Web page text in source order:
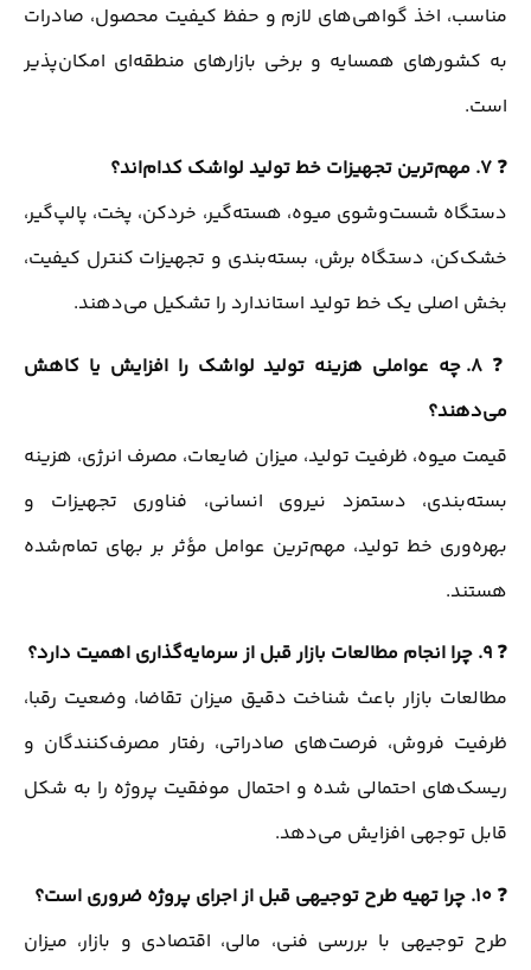
مناسب، اخذ گواهی‌های لازم و حفظ کیفیت محصول، صادرات
به کشورهای همسایه و برخی بازارهای منطقه‌ای امکان‌پذیر
است.
❓ 7. مهم‌ترین تجهیزات خط تولید لواشک کدام‌اند؟
دستگاه شست‌وشوی میوه، هسته‌گیر، خردکن، پخت، پالپ‌گیر،
خشک‌کن، دستگاه برش، بسته‌بندی و تجهیزات کنترل کیفیت،
بخش اصلی یک خط تولید استاندارد را تشکیل می‌دهند.
❓
8. چه عواملی هزینه تولید لواشک را افزایش یا کاهش
می‌دهند؟
قیمت میوه، ظرفیت تولید، میزان ضایعات، مصرف انرژی، هزینه
بسته‌بندی، دستمزد نیروی انسانی، فناوری تجهیزات و
بهره‌وری خط تولید، مهم‌ترین عوامل مؤثر بر بهای تمام‌شده
هستند.
❓ 9. چرا انجام مطالعات بازار قبل از سرمایه‌گذاری اهمیت دارد؟
مطالعات بازار باعث شناخت دقیق میزان تقاضا، وضعیت رقبا،
ظرفیت فروش، فرصت‌های صادراتی، رفتار مصرف‌کنندگان و
ریسک‌های احتمالی شده و احتمال موفقیت پروژه را به شکل
قابل توجهی افزایش می‌دهد.
❓ 10. چرا تهیه طرح توجیهی قبل از اجرای پروژه ضروری است؟
طرح توجیهی با بررسی فنی، مالی، اقتصادی و بازار، میزان